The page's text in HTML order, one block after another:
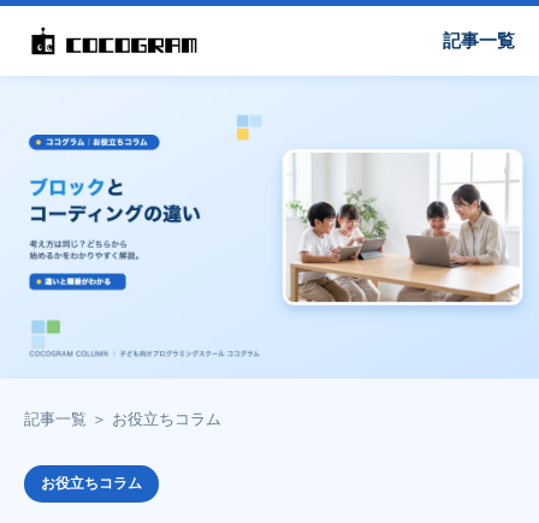
記事一覧
記事一覧 ＞ お役立ちコラム
お役立ちコラム